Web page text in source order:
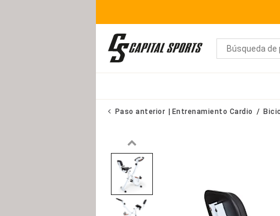
Paso anterior Entrenamiento Cardio